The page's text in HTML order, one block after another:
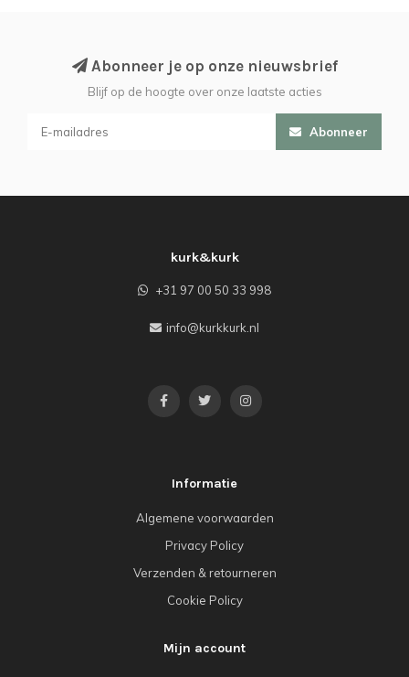
Abonneer je op onze nieuwsbrief
Blijf op de hoogte over onze laatste acties
Abonneer
kurk&kurk
+31 97 00 50 33 998
info@kurkkurk.nl
Informatie
Algemene voorwaarden
Privacy Policy
Verzenden & retourneren
Cookie Policy
Mijn account